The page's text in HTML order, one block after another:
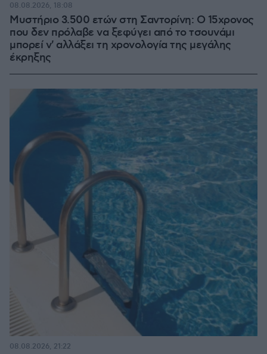
Μυστήριο 3.500 ετών στη Σαντορίνη: Ο 15χρονος
που δεν πρόλαβε να ξεφύγει από το τσουνάμι
μπορεί ν' αλλάξει τη χρονολογία της μεγάλης
έκρηξης
08.08.2026, 18:08
08.08.2026, 21:22